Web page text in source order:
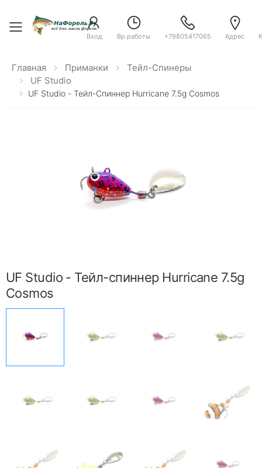
Toggle menu
Вход Вр.работы +79805417065 Адрес
Главная Приманки
Тейл-Спинеры
UF Studio
UF Studio - Тейл-Спиннер Hurricane 7.5g Cosmos
UF Studio - Тейл-спиннер Hurricane 7.5g
Cosmos